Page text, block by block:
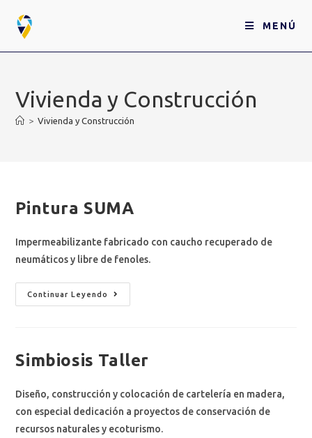
MENÚ
Vivienda y Construcción
> Vivienda y Construcción
Pintura SUMA
Impermeabilizante fabricado con caucho recuperado de
neumáticos y libre de fenoles.
Continuar Leyendo
Simbiosis Taller
Diseño, construcción y colocación de cartelería en madera,
con especial dedicación a proyectos de conservación de
recursos naturales y ecoturismo.